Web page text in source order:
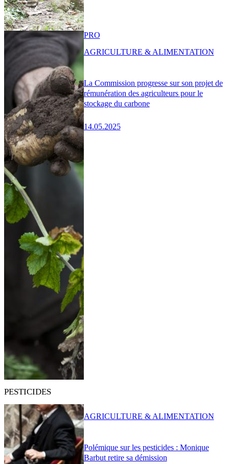
La Commission progresse sur son projet de
rémunération des agriculteurs pour le
stockage du carbone
14.05.2025
PRO
AGRICULTURE & ALIMENTATION
PESTICIDES
Polémique sur les pesticides : Monique
Barbut retire sa démission
AGRICULTURE & ALIMENTATION